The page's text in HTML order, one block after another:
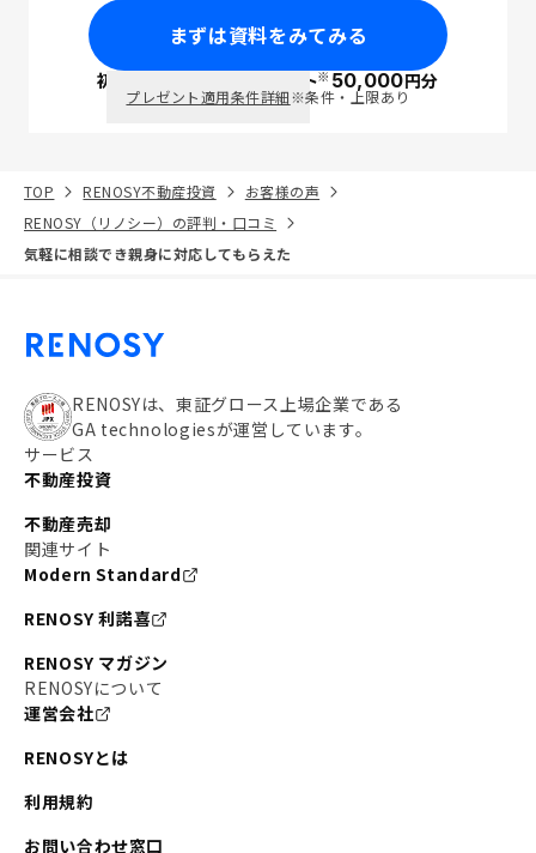
まずは資料をみてみる
初回面談で ポイント※50,000円分
プレゼント適用条件詳細※条件・上限あり
TOP RENOSY不動産投資
お客様の声
RENOSY（リノシー）の評判・口コミ
気軽に相談でき親身に対応してもらえた
RENOSYは、東証グロース上場企業である
GA technologiesが運営しています。
サービス
不動産投資
不動産売却
関連サイト
Modern Standard
RENOSY 利諾喜
RENOSY マガジン
RENOSYについて
運営会社
RENOSYとは
利用規約
お問い合わせ窓口